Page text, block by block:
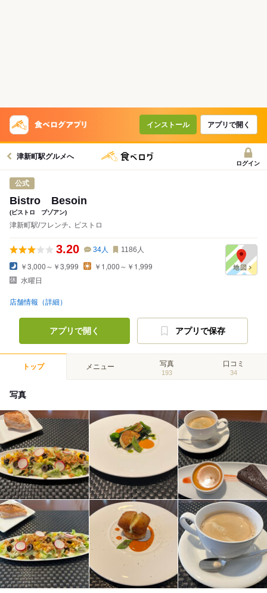
インストール アプリで開く
津新町駅グルメへ
ログイン
公式
Bistro Besoin
(ビストロ ブゾアン)
津新町駅/フレンチ､ ビストロ
3.20 34人 1186 人
￥3,000～￥3,999
￥1,000～￥1,999
水曜日
店舗情報（詳細）
アプリで開く アプリで保存
トップ メニュー 写真
193
口コミ
34
写真